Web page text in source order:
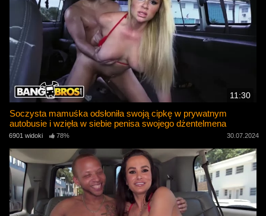
11:30
Soczysta mamuśka odsłoniła swoją cipkę w prywatnym
autobusie i wzięła w siebie penisa swojego dżentelmena
6901 widoki 78% 30.07.2024